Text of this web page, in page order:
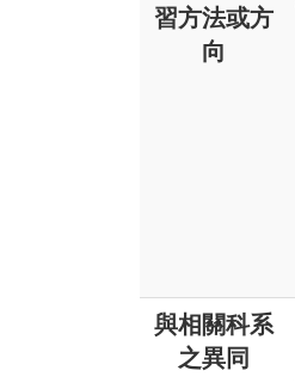
習方法或方
向
與相關科系
之異同